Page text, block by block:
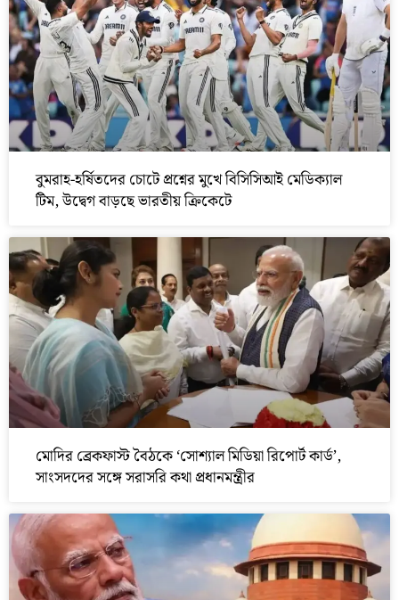
বুমরাহ-হর্ষিতদের চোটে প্রশ্নের মুখে বিসিসিআই মেডিক্যাল
টিম, উদ্বেগ বাড়ছে ভারতীয় ক্রিকেটে
মোদির ব্রেকফাস্ট বৈঠকে ‘সোশ্যাল মিডিয়া রিপোর্ট কার্ড’,
সাংসদদের সঙ্গে সরাসরি কথা প্রধানমন্ত্রীর